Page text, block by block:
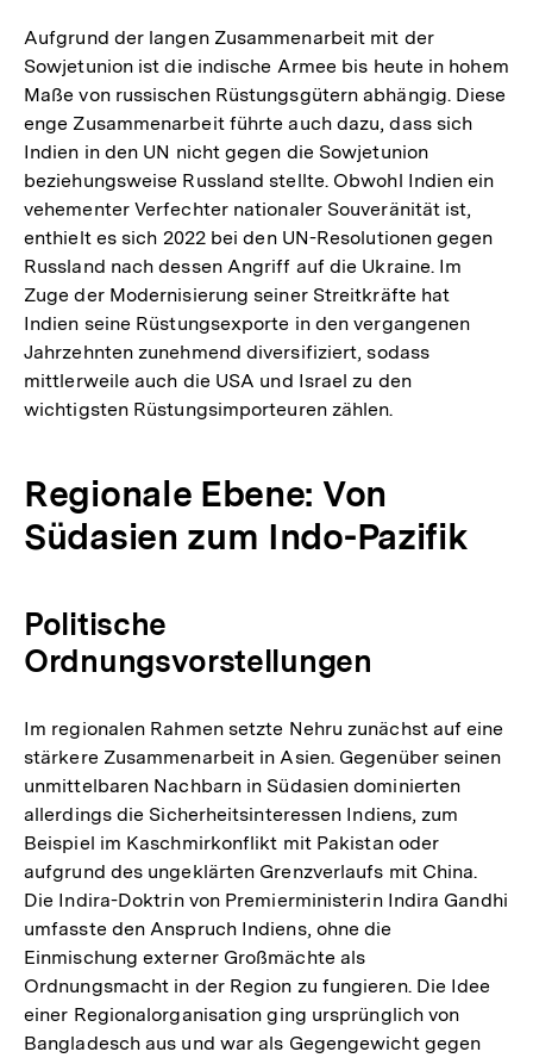
der
Fußnote
Aufgrund der langen Zusammenarbeit mit der
Sowjetunion ist die indische Armee bis heute in hohem
Maße von russischen Rüstungsgütern abhängig. Diese
enge Zusammenarbeit führte auch dazu, dass sich
Indien in den UN nicht gegen die Sowjetunion
beziehungsweise Russland stellte. Obwohl Indien ein
vehementer Verfechter nationaler Souveränität ist,
enthielt es sich 2022 bei den UN-Resolutionen gegen
Russland nach dessen Angriff auf die Ukraine. Im
Zuge der Modernisierung seiner Streitkräfte hat
Indien seine Rüstungsexporte in den vergangenen
Jahrzehnten zunehmend diversifiziert, sodass
mittlerweile auch die USA und Israel zu den
wichtigsten Rüstungsimporteuren zählen.
Regionale Ebene: Von
Südasien zum Indo-Pazifik
Politische
Ordnungsvorstellungen
Im regionalen Rahmen setzte Nehru zunächst auf eine
stärkere Zusammenarbeit in Asien. Gegenüber seinen
unmittelbaren Nachbarn in Südasien dominierten
allerdings die Sicherheitsinteressen Indiens, zum
Beispiel im Kaschmirkonflikt mit Pakistan oder
aufgrund des ungeklärten Grenzverlaufs mit China.
Die Indira-Doktrin von Premierministerin Indira Gandhi
umfasste den Anspruch Indiens, ohne die
Einmischung externer Großmächte als
Ordnungsmacht in der Region zu fungieren. Die Idee
einer Regionalorganisation ging ursprünglich von
Bangladesch aus und war als Gegengewicht gegen